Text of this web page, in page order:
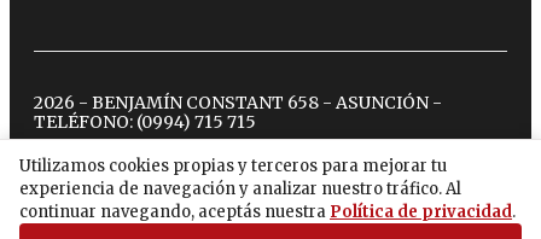
Utilizamos cookies propias y terceros para mejorar tu
experiencia de navegación y analizar nuestro tráfico. Al
continuar navegando, aceptás nuestra Política de privacidad.
2026 - BENJAMÍN CONSTANT 658 - ASUNCIÓN -
TELÉFONO: (0994) 715 715
twitterinstagram
facebook
tiktokyoutubespotify